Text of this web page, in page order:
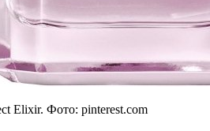
Elixir. Фото: pinterest.com